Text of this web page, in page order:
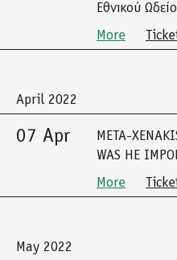
Εθνικού
More
April 2022
07 Apr
META-
WAS HE
More
May 2022